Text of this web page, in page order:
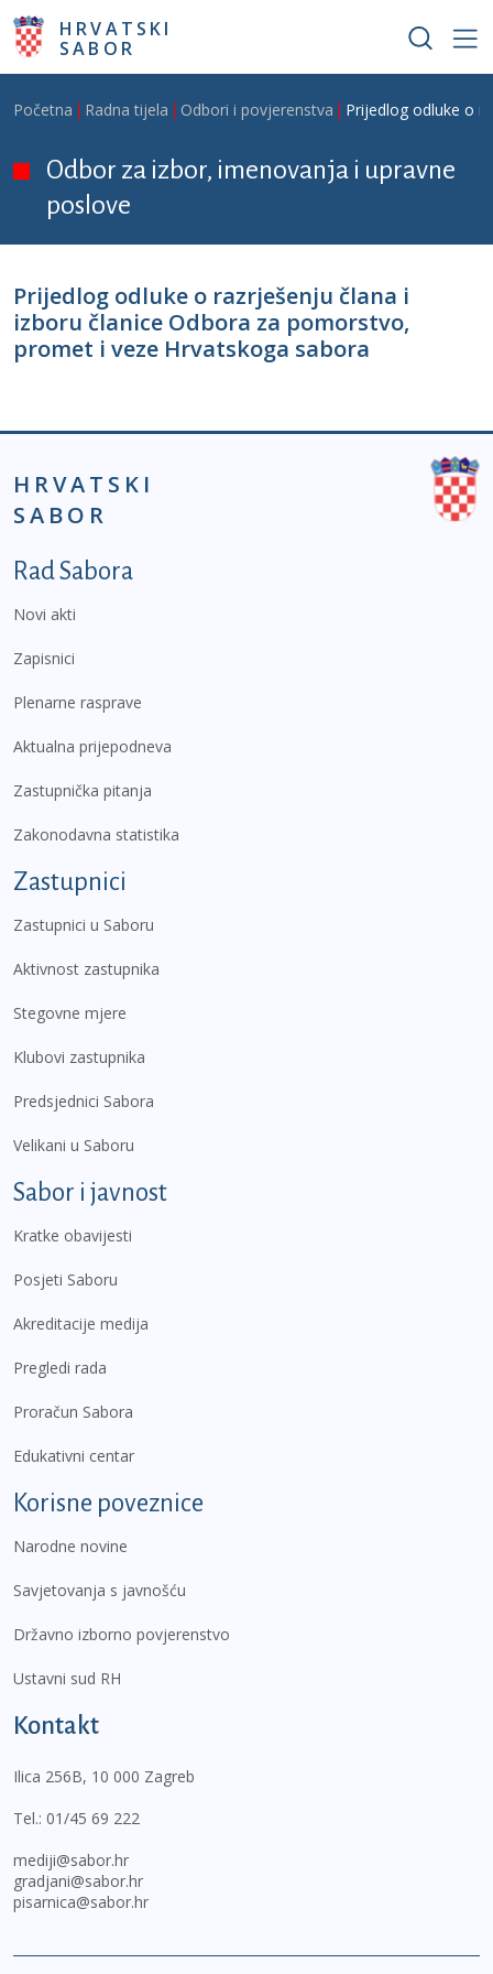
Skoči na glavni sadržaj
HRVATSKI
SABOR
Breadcrumb
Početna Radna tijela Odbori i povjerenstva Prijedlog odluke o
Odbor za izbor, imenovanja i upravne
poslove
Prijedlog odluke o razrješenju člana i
izboru članice Odbora za pomorstvo,
promet i veze Hrvatskoga sabora
HRVATSKI
SABOR
Podnožje prvi izbornik
Rad Sabora
Novi akti
Zapisnici
Plenarne rasprave
Aktualna prijepodneva
Zastupnička pitanja
Zakonodavna statistika
Zastupnici
Zastupnici u Saboru
Aktivnost zastupnika
Stegovne mjere
Klubovi zastupnika
Predsjednici Sabora
Velikani u Saboru
Sabor i javnost
Kratke obavijesti
Posjeti Saboru
Akreditacije medija
Pregledi rada
Proračun Sabora
Edukativni centar
Korisne poveznice
Narodne novine
Savjetovanja s javnošću
Državno izborno povjerenstvo
Ustavni sud RH
Kontakt
Ilica 256B, 10 000 Zagreb
Tel.: 01/45 69 222
mediji@sabor.hr
gradjani@sabor.hr
pisarnica@sabor.hr